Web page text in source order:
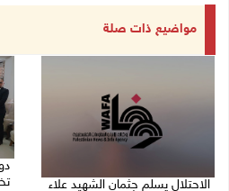
مواضيع ذات صلة
الاحتلال يسلم جثمان الشهيد علاء